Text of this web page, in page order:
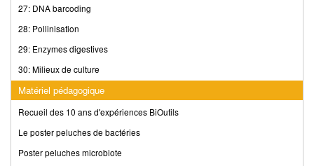
27: DNA barcoding
28: Pollinisation
29: Enzymes digestives
30: Milieux de culture
Matériel pédagogique
Recueil des 10 ans d'expériences BiOutils
Le poster peluches de bactéries
Poster peluches microbiote